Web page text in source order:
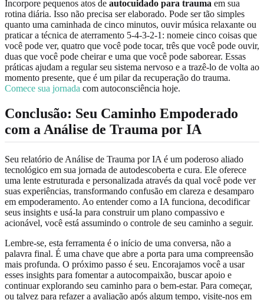
Incorpore pequenos atos de autocuidado para trauma em sua
rotina diária. Isso não precisa ser elaborado. Pode ser tão simples
quanto uma caminhada de cinco minutos, ouvir música relaxante ou
praticar a técnica de aterramento 5-4-3-2-1: nomeie cinco coisas que
você pode ver, quatro que você pode tocar, três que você pode ouvir,
duas que você pode cheirar e uma que você pode saborear. Essas
práticas ajudam a regular seu sistema nervoso e a trazê-lo de volta ao
momento presente, que é um pilar da recuperação do trauma.
Comece sua jornada com autoconsciência hoje.
Conclusão: Seu Caminho Empoderado
com a Análise de Trauma por IA
Seu relatório de Análise de Trauma por IA é um poderoso aliado
tecnológico em sua jornada de autodescoberta e cura. Ele oferece
uma lente estruturada e personalizada através da qual você pode ver
suas experiências, transformando confusão em clareza e desamparo
em empoderamento. Ao entender como a IA funciona, decodificar
seus insights e usá-la para construir um plano compassivo e
acionável, você está assumindo o controle de seu caminho a seguir.
Lembre-se, esta ferramenta é o início de uma conversa, não a
palavra final. É uma chave que abre a porta para uma compreensão
mais profunda. O próximo passo é seu. Encorajamos você a usar
esses insights para fomentar a autocompaixão, buscar apoio e
continuar explorando seu caminho para o bem-estar. Para começar,
ou talvez para refazer a avaliação após algum tempo, visite-nos em